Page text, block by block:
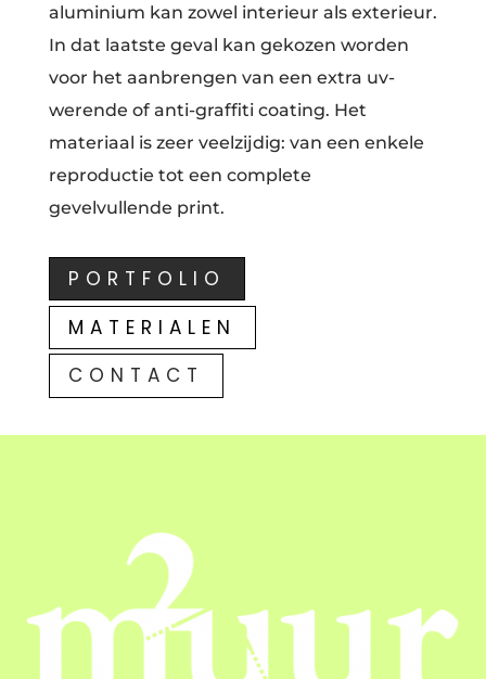
aluminium kan zowel interieur als exterieur.
In dat laatste geval kan gekozen worden
voor het aanbrengen van een extra uv-
werende of anti-graffiti coating. Het
materiaal is zeer veelzijdig: van een enkele
reproductie tot een complete
gevelvullende print.
PORTFOLIO
MATERIALEN
CONTACT